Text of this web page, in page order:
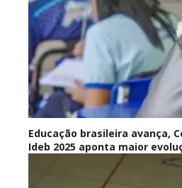
Educação brasileira avança,
Ideb 2025 aponta maior